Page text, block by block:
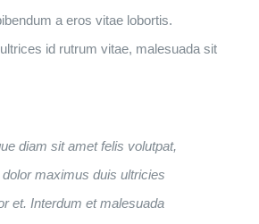
a eros vitae lobortis.
id rutrum vitae, malesuada sit
diam sit amet felis volutpat,
maximus duis ultricies
et. Interdum et malesuada